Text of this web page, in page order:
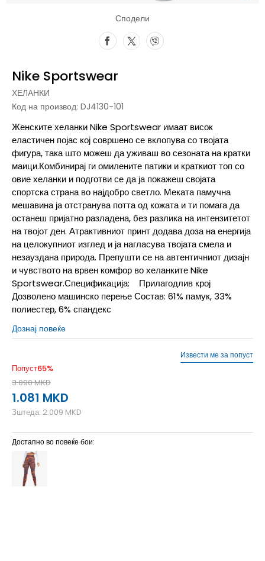
Сподели
Nike Sportswear
ХЕЛАНКИ
Код на производ: DJ4130-101
Женските хеланки Nike Sportswear имаат висок
еластичен појас кој совршено се вклопува со твојата
фигура, така што можеш да уживаш во сезоната на кратки
маици.Комбинирај ги омилените патики и краткиот топ со
овие хеланки и подготви се да ја покажеш својата
спортска страна во најдобро светло. Меката памучна
мешавина ја отстранува потта од кожата и ти помага да
останеш пријатно разладена, без разлика на интензитетот
на твојот ден. Атрактивниот принт додава доза на енергија
на целокупниот изглед и ја нагласува твојата смела и
незауздана природа. Препушти се на автентичниот дизајн
и чувството на врвен комфор во хеланките Nike
Sportswear.Спецификација: Прилагодлив крој
Дозволено машинско перење Состав: 61% памук, 33%
полиестер, 6% спандекс
Дознај повеќе
Попуст65%
3.090MKD
1.081 MKD
Зштеда: 2.009 MKD
Извести ме за попуст
Достапно во повеќе бои: